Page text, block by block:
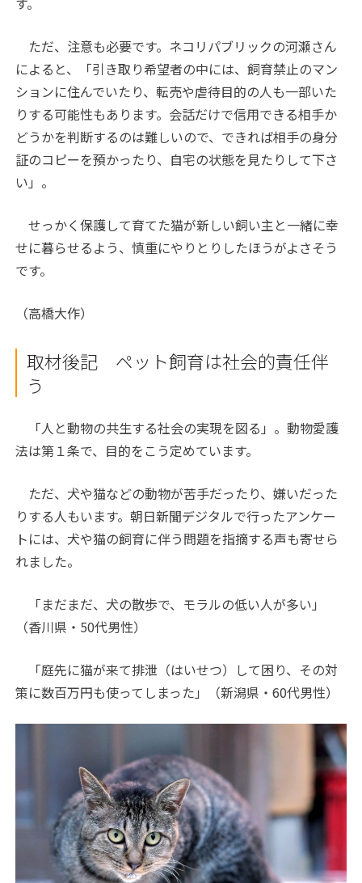
ただ、注意も必要です。ネコリパブリックの河瀬さん
によると、「引き取り希望者の中には、飼育禁止のマン
ションに住んでいたり、転売や虐待目的の人も一部いた
りする可能性もあります。会話だけで信用できる相手か
どうかを判断するのは難しいので、できれば相手の身分
証のコピーを預かったり、自宅の状態を見たりして下さ
い」。
せっかく保護して育てた猫が新しい飼い主と一緒に幸
せに暮らせるよう、慎重にやりとりしたほうがよさそう
です。
（高橋大作）
取材後記 ペット飼育は社会的責任伴
う
「人と動物の共生する社会の実現を図る」。動物愛護
法は第１条で、目的をこう定めています。
ただ、犬や猫などの動物が苦手だったり、嫌いだった
りする人もいます。朝日新聞デジタルで行ったアンケー
トには、犬や猫の飼育に伴う問題を指摘する声も寄せら
れました。
「まだまだ、犬の散歩で、モラルの低い人が多い」
（香川県・50代男性）
「庭先に猫が来て排泄（はいせつ）して困り、その対
策に数百万円も使ってしまった」（新潟県・60代男性）